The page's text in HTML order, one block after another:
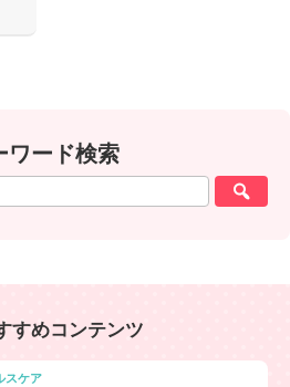
ワード検索
すめコンテンツ
スケア